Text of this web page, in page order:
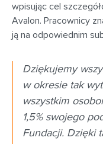
wpisując cel
Avalon. Pracownicy
ją na odpowiednim
Dziękujemy
w okresie tak
wszystkim
1,5% swojego
Fundacji. Dzięki